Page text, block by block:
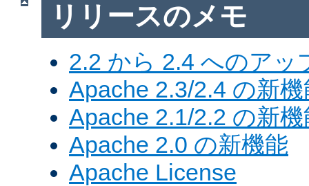
リリースのメモ
2.2 から 2.4 へのアッ
Apache 2.3/2.4 の新機
Apache 2.1/2.2 の新機
Apache 2.0 の新機能
Apache License